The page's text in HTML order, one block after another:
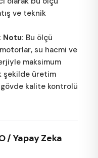
ve teknik
Notu: Bu ölçü
motorlar, su hacmi ve
maksimum
şekilde üretim
kalite kontrolü
/ Yapay Zeka